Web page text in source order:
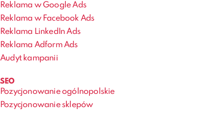
Reklama w Google Ads
Reklama w Facebook Ads
Reklama LinkedIn Ads
Reklama Adform Ads
Audyt kampanii
SEO
Pozycjonowanie ogólnopolskie
Pozycjonowanie sklepów